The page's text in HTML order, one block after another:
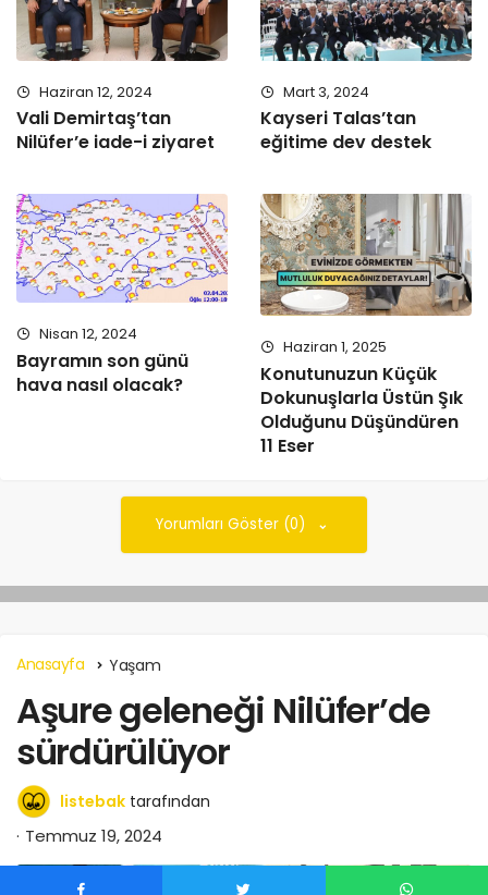
Haziran 12, 2024
Vali Demirtaş’tan
Nilüfer’e iade-i ziyaret
Mart 3, 2024
Kayseri Talas’tan
eğitime dev destek
Nisan 12, 2024
Bayramın son günü
hava nasıl olacak?
Haziran 1, 2025
Konutunuzun Küçük
Dokunuşlarla Üstün Şık
Olduğunu Düşündüren
11 Eser
Yorumları Göster (0)
Anasayfa Yaşam
Aşure geleneği Nilüfer’de
sürdürülüyor
listebak tarafından
Temmuz 19, 2024